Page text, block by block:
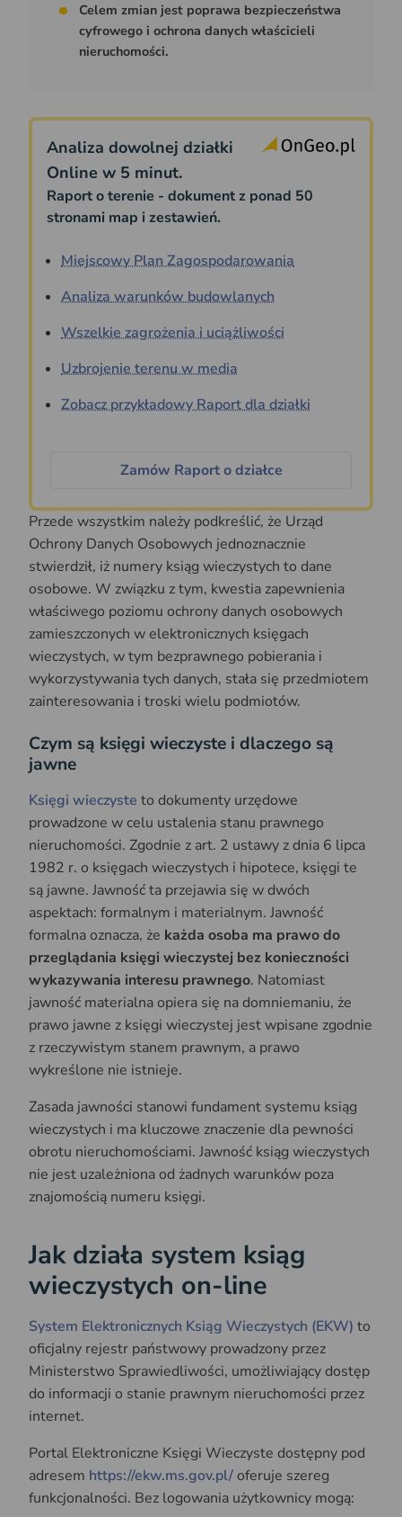
Celem zmian jest poprawa bezpieczeństwa
cyfrowego i ochrona danych właścicieli
nieruchomości.
Analiza dowolnej działki
Online w 5 minut.
Raport o terenie - dokument z ponad 50
stronami map i zestawień.
Miejscowy Plan Zagospodarowania
Analiza warunków budowlanych
Wszelkie zagrożenia i uciążliwości
Uzbrojenie terenu w media
Zobacz przykładowy Raport dla działki
Zamów Raport o działce
Przede wszystkim należy podkreślić, że Urząd
Ochrony Danych Osobowych jednoznacznie
stwierdził, iż numery ksiąg wieczystych to dane
osobowe. W związku z tym, kwestia zapewnienia
właściwego poziomu ochrony danych osobowych
zamieszczonych w elektronicznych księgach
wieczystych, w tym bezprawnego pobierania i
wykorzystywania tych danych, stała się przedmiotem
zainteresowania i troski wielu podmiotów.
Czym są księgi wieczyste i dlaczego są
jawne
Księgi wieczyste to dokumenty urzędowe
prowadzone w celu ustalenia stanu prawnego
nieruchomości. Zgodnie z art. 2 ustawy z dnia 6 lipca
1982 r. o księgach wieczystych i hipotece, księgi te
są jawne. Jawność ta przejawia się w dwóch
aspektach: formalnym i materialnym. Jawność
formalna oznacza, że każda osoba ma prawo do
przeglądania księgi wieczystej bez konieczności
wykazywania interesu prawnego. Natomiast
jawność materialna opiera się na domniemaniu, że
prawo jawne z księgi wieczystej jest wpisane zgodnie
z rzeczywistym stanem prawnym, a prawo
wykreślone nie istnieje.
Zasada jawności stanowi fundament systemu ksiąg
wieczystych i ma kluczowe znaczenie dla pewności
obrotu nieruchomościami. Jawność ksiąg wieczystych
nie jest uzależniona od żadnych warunków poza
znajomością numeru księgi.
Jak działa system ksiąg
wieczystych on-line
System Elektronicznych Ksiąg Wieczystych (EKW) to
oficjalny rejestr państwowy prowadzony przez
Ministerstwo Sprawiedliwości, umożliwiający dostęp
do informacji o stanie prawnym nieruchomości przez
internet.
Portal Elektroniczne Księgi Wieczyste dostępny pod
adresem https://ekw.ms.gov.pl/oferuje szereg
funkcjonalności. Bez logowania użytkownicy mogą: